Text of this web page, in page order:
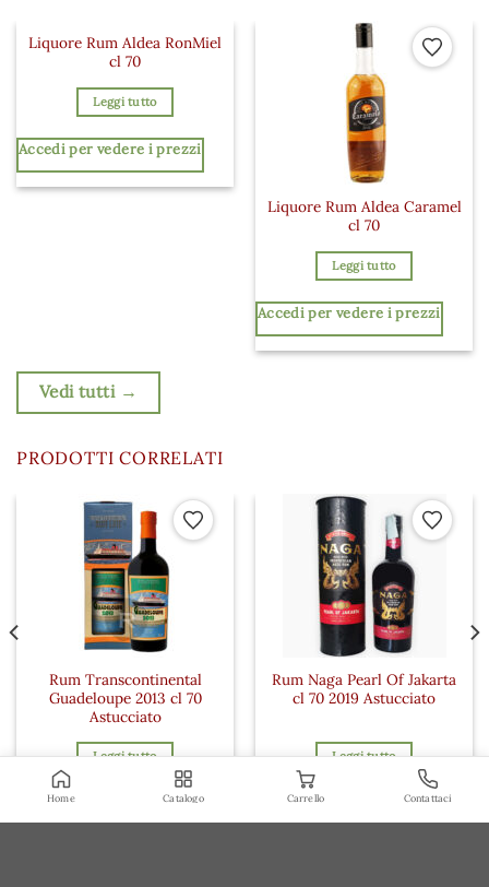
Aggiungi ai preferiti
Liquore Rum Aldea RonMiel
cl 70
Leggi tutto
Accedi per vedere i prezzi
Liquore Rum Aldea Caramel
cl 70
Leggi tutto
Accedi per vedere i prezzi
Vedi tutti →
PRODOTTI CORRELATI
Aggiungi ai preferiti
Rum Transcontinental
Guadeloupe 2013 cl 70
Astucciato
Leggi tutto
Accedi per vedere i prezzi
Rum Naga Pearl Of Jakarta
cl 70 2019 Astucciato
Leggi tutto
Accedi per vedere i prezzi
Home Catalogo Carrello Contattaci